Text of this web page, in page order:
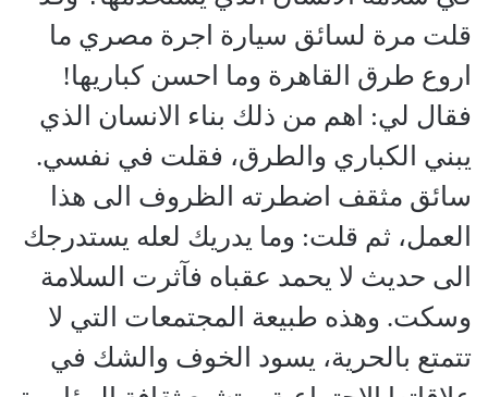
قلت مرة لسائق سيارة اجرة مصري ما
اروع طرق القاهرة وما احسن كباريها!
فقال لي: اهم من ذلك بناء الانسان الذي
يبني الكباري والطرق، فقلت في نفسي.
سائق مثقف اضطرته الظروف الى هذا
العمل، ثم قلت: وما يدريك لعله يستدرجك
الى حديث لا يحمد عقباه فآثرت السلامة
وسكت. وهذه طبيعة المجتمعات التي لا
تتمتع بالحرية، يسود الخوف والشك في